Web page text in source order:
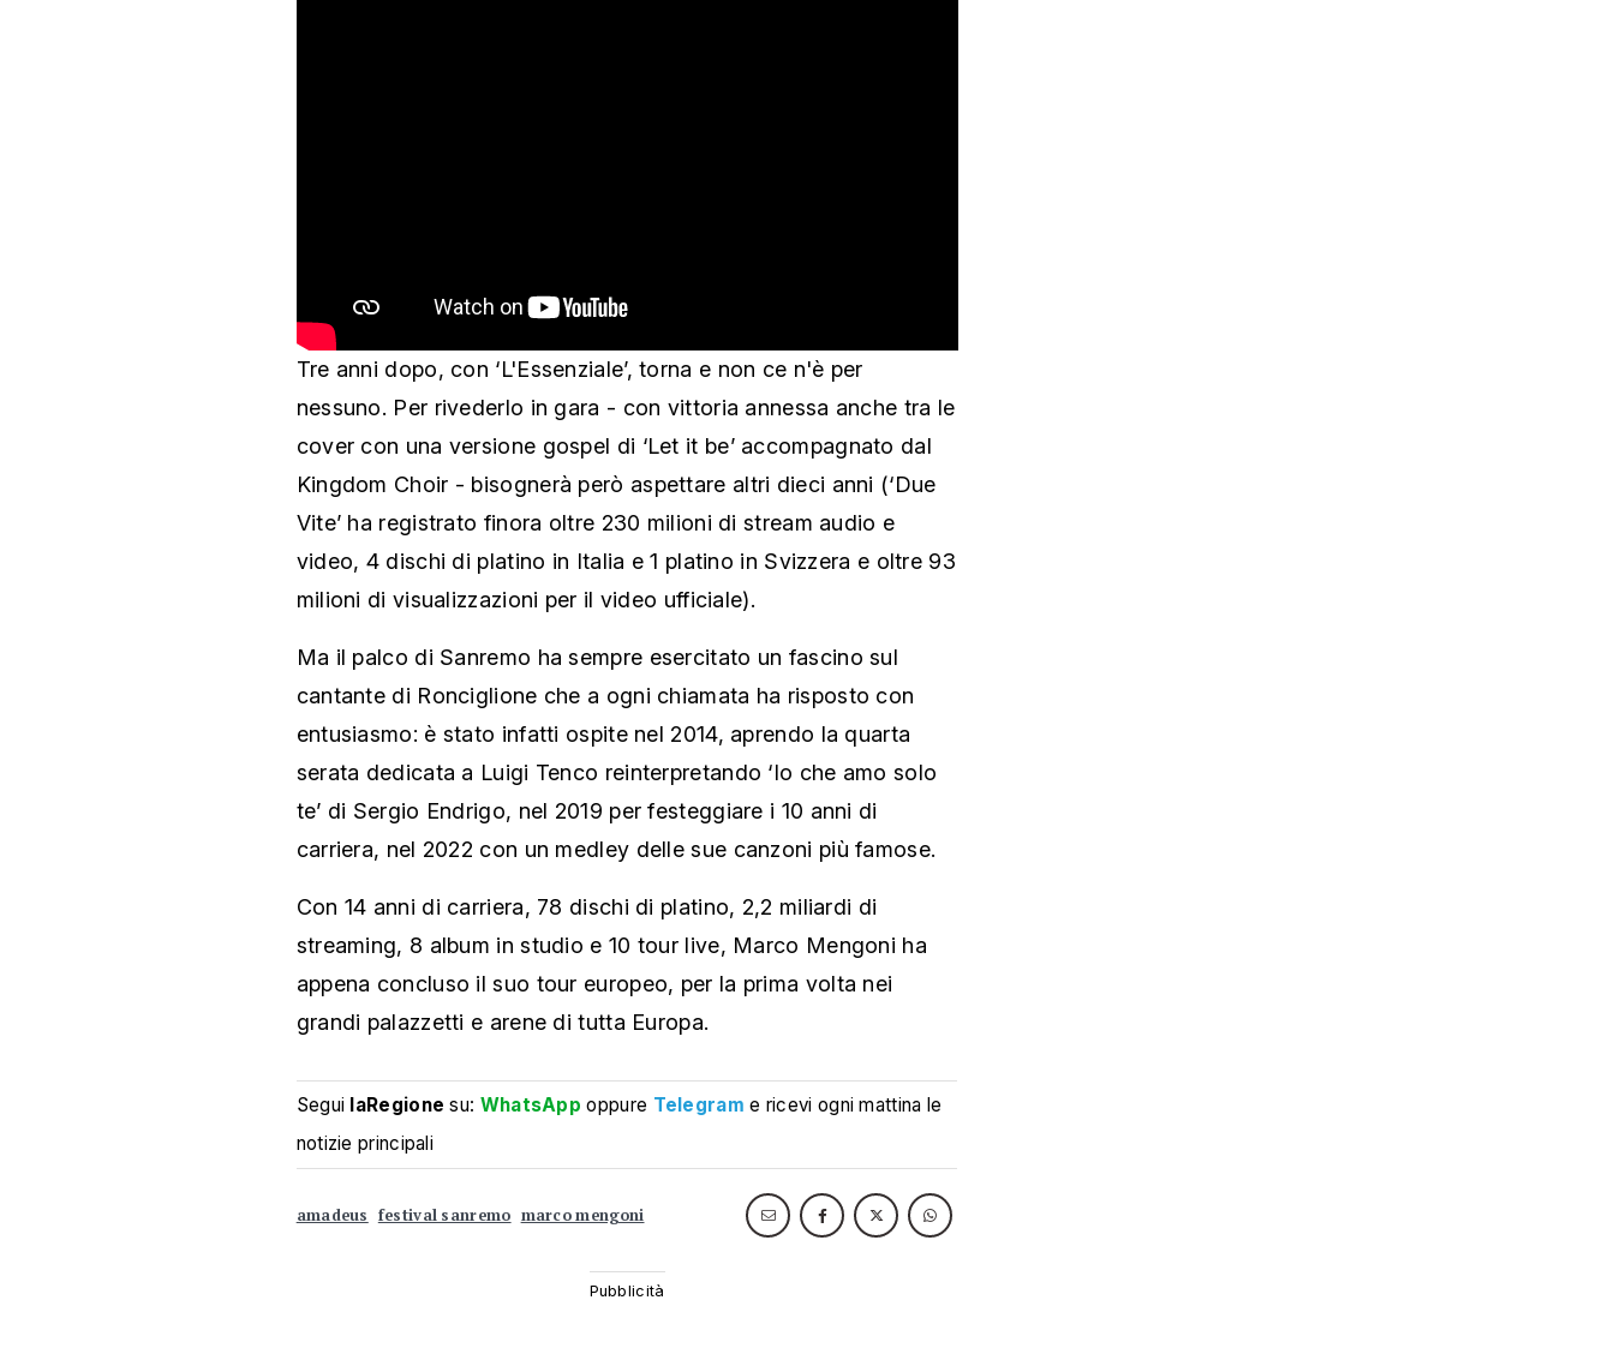
Tre anni dopo, con ‘L'Essenziale’, torna e non ce n'è per
nessuno. Per rivederlo in gara - con vittoria annessa anche tra le
cover con una versione gospel di ‘Let it be’ accompagnato dal
Kingdom Choir - bisognerà però aspettare altri dieci anni (‘Due
Vite’ ha registrato finora oltre 230 milioni di stream audio e
video, 4 dischi di platino in Italia e 1 platino in Svizzera e oltre 93
milioni di visualizzazioni per il video ufficiale).
Ma il palco di Sanremo ha sempre esercitato un fascino sul
cantante di Ronciglione che a ogni chiamata ha risposto con
entusiasmo: è stato infatti ospite nel 2014, aprendo la quarta
serata dedicata a Luigi Tenco reinterpretando ‘Io che amo solo
te’ di Sergio Endrigo, nel 2019 per festeggiare i 10 anni di
carriera, nel 2022 con un medley delle sue canzoni più famose.
Con 14 anni di carriera, 78 dischi di platino, 2,2 miliardi di
streaming, 8 album in studio e 10 tour live, Marco Mengoni ha
appena concluso il suo tour europeo, per la prima volta nei
grandi palazzetti e arene di tutta Europa.
Segui laRegione su: WhatsApp oppure Telegram e ricevi ogni mattina le
notizie principali
amadeus festival sanremo marco mengoni